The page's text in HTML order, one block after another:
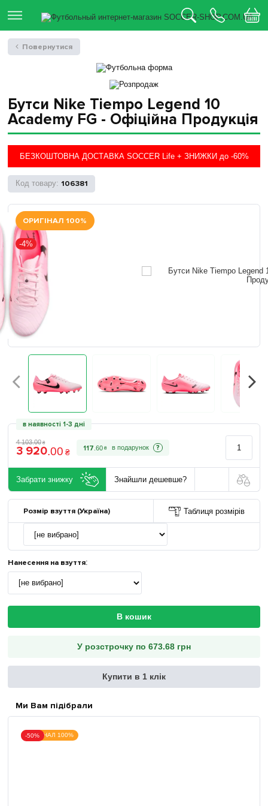
Бутси Nike Tiempo Legend 10
Academy FG - Офіційна Продукція
БЕЗКОШТОВНА ДОСТАВКА SOCCER Life + ЗНИЖКИ до -60%
106381
ОРИГІНАЛ 100%
-4%
в наявності 1-3 дні
4 103.00 ₴
3 920.00 ₴ 117 .60 ₴ ?
Забрати знижку Знайшли дешевше?
Розмір взуття (Україна) Таблиця розмірів
Нанесення на взуття:
В кошик
У розстрочку по 673.68 грн
Купити в 1 клік
Ми Вам підібрали
ОРИГІНАЛ 100%
-50%
Повернутися